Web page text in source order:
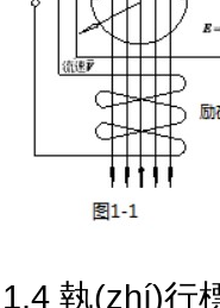
1.4 執(zhí)行